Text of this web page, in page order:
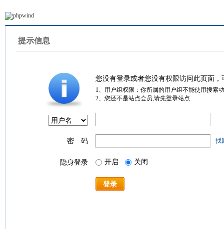
提示信息
您没有登录或者您没有权限访问此页面
1、用户组权限：你所属的用户组不能使用搜索
2、您还不是站点会员,请先登录站点
密 码 找
隐身登录 开启 关闭
登录